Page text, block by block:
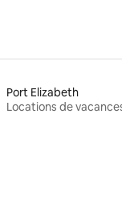
Port Elizabeth
Locations de